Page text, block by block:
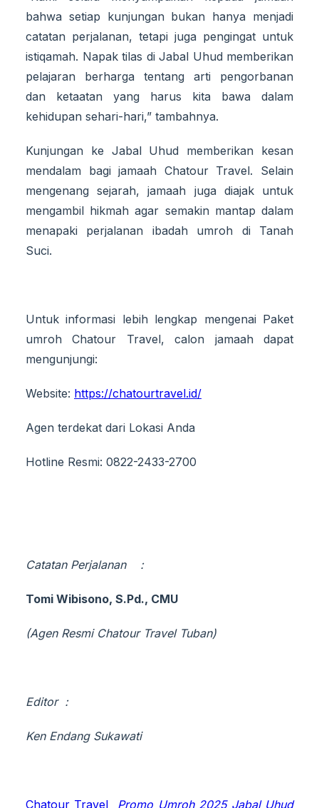
bahwa setiap kunjungan bukan hanya menjadi
catatan perjalanan, tetapi juga pengingat untuk
istiqamah. Napak tilas di Jabal Uhud memberikan
pelajaran berharga tentang arti pengorbanan
dan ketaatan yang harus kita bawa dalam
kehidupan sehari-hari,” tambahnya.
Kunjungan ke Jabal Uhud memberikan kesan
mendalam bagi jamaah Chatour Travel. Selain
mengenang sejarah, jamaah juga diajak untuk
mengambil hikmah agar semakin mantap dalam
menapaki perjalanan ibadah umroh di Tanah
Suci.
Untuk informasi lebih lengkap mengenai Paket
umroh Chatour Travel, calon jamaah dapat
mengunjungi:
Website: https://chatourtravel.id/
Agen terdekat dari Lokasi Anda
Hotline Resmi: 0822-2433-2700
Catatan Perjalanan :
Tomi Wibisono, S.Pd., CMU
(Agen Resmi Chatour Travel Tuban)
Editor :
Ken Endang Sukawati
Chatour Travel Promo Umroh 2025 Jabal Uhud